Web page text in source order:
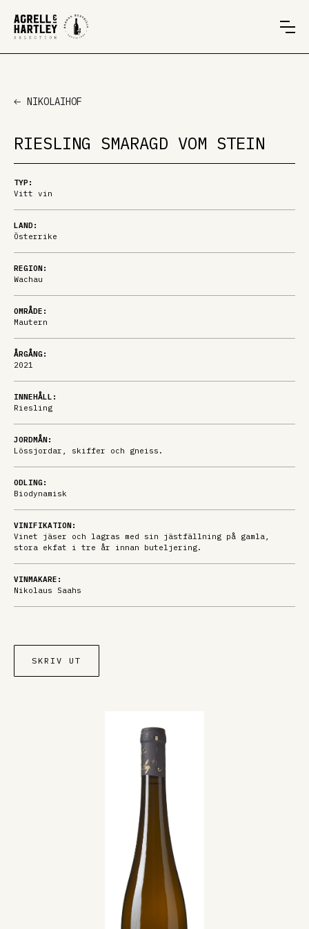
NIKOLAIHOF
RIESLING SMARAGD VOM STEIN
TYP:
Vitt vin
LAND:
Österrike
REGION:
Wachau
OMRÅDE:
Mautern
ÅRGÅNG:
2021
INNEHÅLL:
Riesling
JORDMÅN:
Lössjordar, skiffer och gneiss.
ODLING:
Biodynamisk
VINIFIKATION:
Vinet jäser och lagras med sin jästfällning på gamla,
stora ekfat i tre år innan buteljering.
VINMAKARE:
Nikolaus Saahs
SKRIV UT